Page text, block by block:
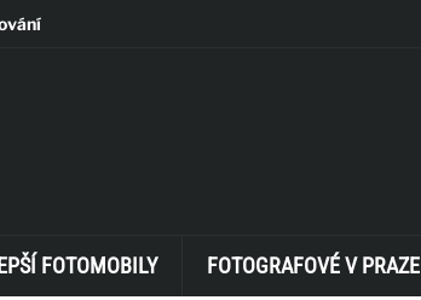
FOTOMOBILY FOTOGRAFOVÉ V PRAZE